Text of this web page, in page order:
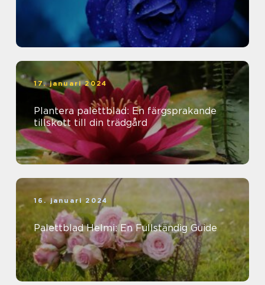
17. januari 2024
Plantera palettblad: En färgsprakande
tillskott till din trädgård
16. januari 2024
Palettblad Helmi: En Fullständig Guide